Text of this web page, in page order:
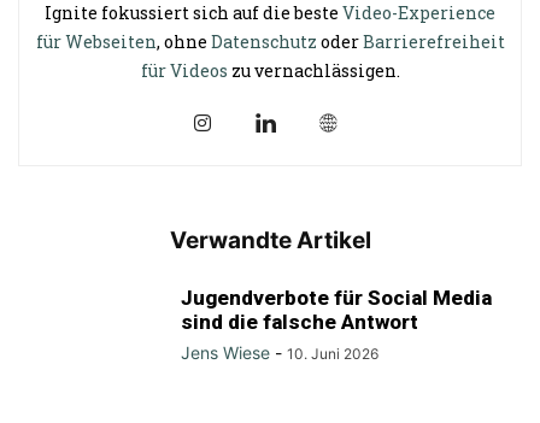
Ignite fokussiert sich auf die beste Video-Experience
für Webseiten, ohne Datenschutz oderBarrierefreiheit
für Videos zu vernachlässigen.
Verwandte Artikel
Jugendverbote für Social Media
sind die falsche Antwort
Jens Wiese - 10. Juni 2026